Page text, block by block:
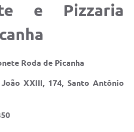
e Pizzaria
Roda de Picanha
João XXIII, 174, Santo Antônio